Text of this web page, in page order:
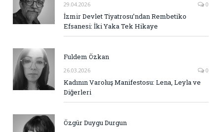
29.04.2026 0
İzmir Devlet Tiyatrosu’ndan Rembetiko
Efsanesi: İki Yaka Tek Hikaye
Fuldem Özkan
26.03.2026 0
Kadının Varoluş Manifestosu: Lena, Leyla ve
Diğerleri
Özgür Duygu Durgun